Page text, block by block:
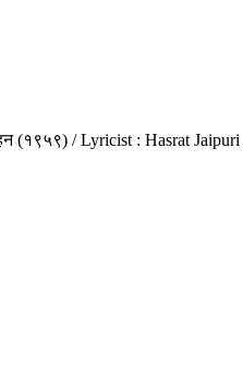
/ Lyricist : Hasrat